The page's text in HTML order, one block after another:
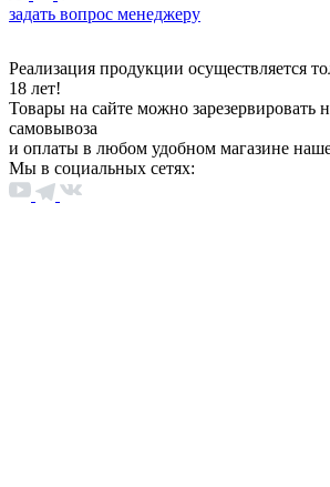
задать вопрос менеджеру
Реализация продукции осуществляется
18 лет!
Товары на сайте можно зарезервировать
самовывоза
и оплаты в любом удобном магазине
Мы в социальных сетях: